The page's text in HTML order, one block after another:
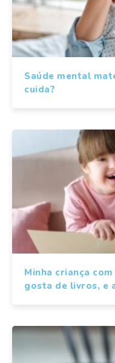
Saúde mental
cuida?
Minha criança
gosta de livros, e